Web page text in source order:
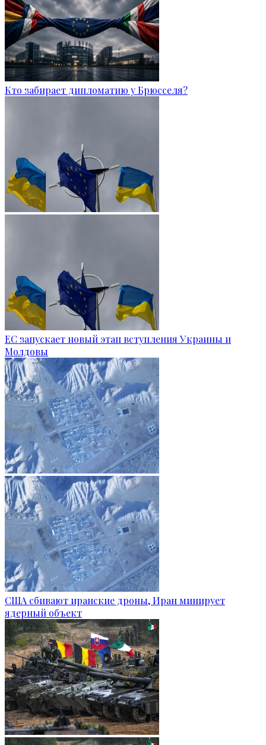
Кто забирает дипломатию у Брюсселя?
ЕС запускает новый этап вступления Украины и
Молдовы
США сбивают иранские дроны, Иран минирует
ядерный объект